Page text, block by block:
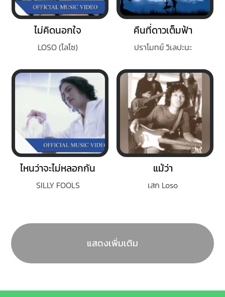
ไม่คิดนอกใจ
LOSO (โลโซ)
คืนที่ดาวเต็มฟ้า
ปราโมทย์ วิเลปะนะ
ไหนว่าจะไม่หลอกกัน
SILLY FOOLS
แม้ว่า
เสก Loso
แสดงเพิ่มเติม